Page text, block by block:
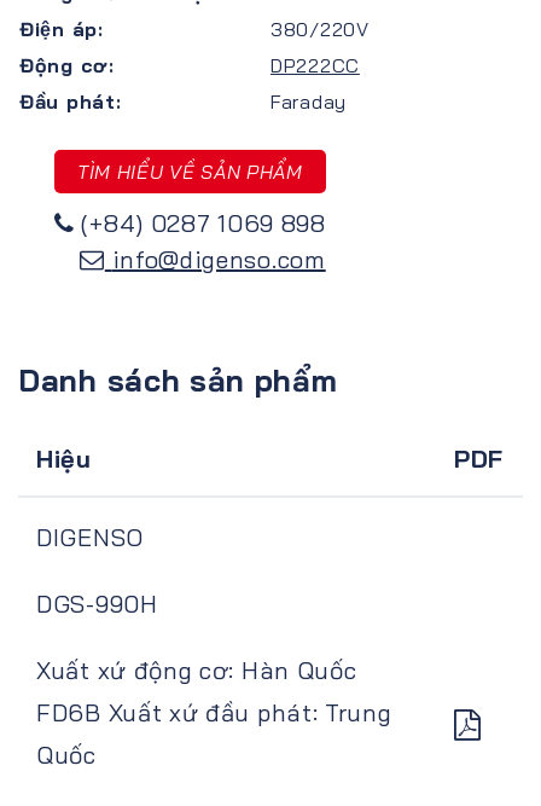
Điện áp:
380/220V
Động cơ:
DP222CC
Đầu phát:
Faraday
TÌM HIỂU VỀ SẢN PHẨM
(+84) 0287 1069 898
info@digenso.com
Danh sách sản phẩm
Hiệu PDF
DIGENSO
DGS-990H
Xuất xứ động cơ: Hàn Quốc
FD6B Xuất xứ đầu phát: Trung
Quốc